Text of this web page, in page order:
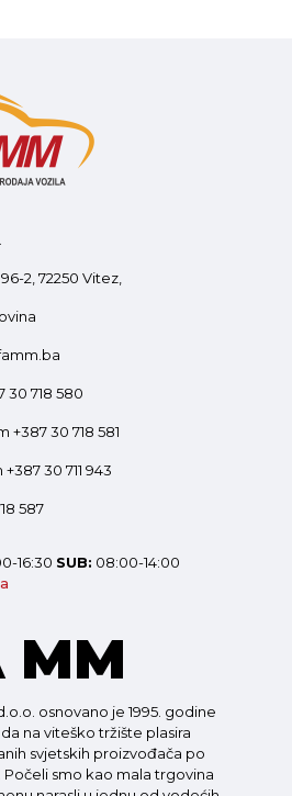
2, 72250 Vitez,
30 718 580
+387 30 718 581
30 711 943
587
16:30 SUB: 08:00-14:00
MM
osnovano je 1995. godine
na viteško tržište plasira
svjetskih proizvođača po
smo kao mala trgovina